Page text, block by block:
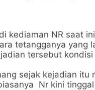
kediaman NR saat
tetangganya yang
tersebut
sejak kejadian itu
Nr kini